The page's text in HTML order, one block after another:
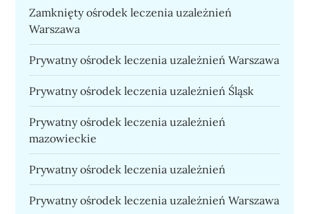
Zamknięty ośrodek leczenia uzależnień
Warszawa
Prywatny ośrodek leczenia uzależnień Warszawa
Prywatny ośrodek leczenia uzależnień Śląsk
Prywatny ośrodek leczenia uzależnień
mazowieckie
Prywatny ośrodek leczenia uzależnień
Prywatny ośrodek leczenia uzależnień Warszawa